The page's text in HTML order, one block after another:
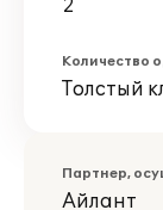
2
Количество
Толстый
Партнер,
Айлант